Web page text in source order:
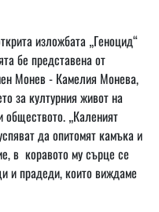
изложбата „Геноцид“
бе представена от
Монев - Камелия Монева,
за културния живот на
обществото. „Каленият
да опитомят камъка и
в коравото му сърце се
и прадеди, които виждаме